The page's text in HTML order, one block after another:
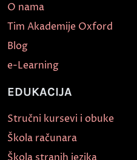
O nama
Tim Akademije Oxford
Blog
e-Learning
EDUKACIJA
Stručni kursevi i obuke
Škola računara